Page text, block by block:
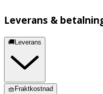
Leverans &
🚚Leverans
🧺Fraktkostnad